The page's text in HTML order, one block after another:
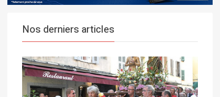
Nos derniers articles